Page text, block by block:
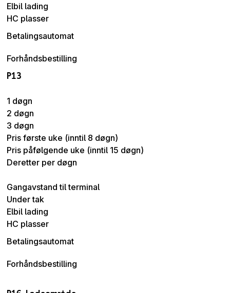
Elbil lading
HC plasser
Betalingsautomat
Forhåndsbestilling
P13
1 døgn
2 døgn
3 døgn
Pris første uke (inntil 8 døgn)
Pris påfølgende uke (inntil 15 døgn)
Deretter per døgn
Gangavstand til terminal
Under tak
Elbil lading
HC plasser
Betalingsautomat
Forhåndsbestilling